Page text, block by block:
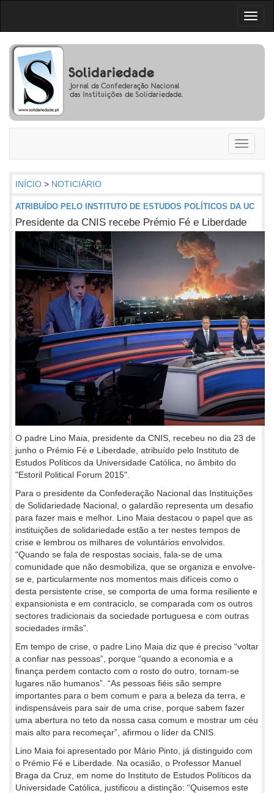
Toggle
INÍCIO > NOTICIÁRIO
ATRIBUÍDO PELO INSTITUTO DE ESTUDOS POLÍTICOS DA UC
Presidente da CNIS recebe Prémio Fé e Liberdade
O padre Lino Maia, presidente da CNIS, recebeu no dia 23 de
junho o Prémio Fé e Liberdade, atribuído pelo Instituto de
Estudos Políticos da Universidade Católica, no âmbito do
"Estoril Political Forum 2015".
Para o presidente da Confederação Nacional das Instituições
de Solidariedade Nacional, o galardão representa um desafio
para fazer mais e melhor. Lino Maia destacou o papel que as
instituições de solidariedade estão a ter nestes tempos de
crise e lembrou os milhares de voluntários envolvidos.
“Quando se fala de respostas sociais, fala-se de uma
comunidade que não desmobiliza, que se organiza e envolve-
se e, particularmente nos momentos mais difíceis como o
desta persistente crise, se comporta de uma forma resiliente e
expansionista e em contraciclo, se comparada com os outros
sectores tradicionais da sociedade portuguesa e com outras
sociedades irmãs”.
Em tempo de crise, o padre Lino Maia diz que é preciso “voltar
a confiar nas pessoas”, porque “quando a economia e a
finança perdem contacto com o rosto do outro, tornam-se
lugares não humanos”. “As pessoas fiéis são sempre
importantes para o bem comum e para a beleza da terra, e
indispensáveis para sair de uma crise, porque sabem fazer
uma abertura no teto da nossa casa comum e mostrar um céu
mais alto para recomeçar”, afirmou o líder da CNIS.
Lino Maia foi apresentado por Mário Pinto, já distinguido com
o Prémio Fé e Liberdade. Na ocasião, o Professor Manuel
Braga da Cruz, em nome do Instituto de Estudos Políticos da
Universidade Católica, justificou a distinção: “Quisemos este